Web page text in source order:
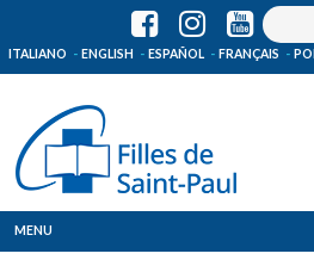
ITALIANO ENGLISH ESPAÑOL FRANÇAIS
MENU